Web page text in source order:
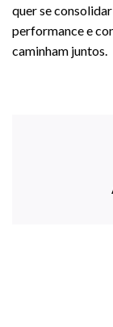
quer se
performance e
caminham juntos.